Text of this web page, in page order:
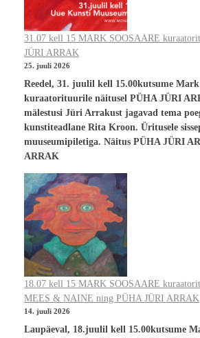
31.07 kell 15 MARK SOOSAARE
JÜRI ARRAK
25. juuli 2026
Reedel, 31. juulil kell 15.00kutsume Mark
kuraatorituurile näitusel PÜHA JÜRI
mälestusi Jüri Arrakust jagavad tema
kunstiteadlane Rita Kroon. Üritusele
muuseumipiletiga. Näitus PÜHA JÜRI
ARRAK
18.07 kell 15 MARK SOOSAARE
MEES & NAINE ning PÜHA JÜRI ARRAK
14. juuli 2026
Laupäeval, 18.juulil kell 15.00kutsume